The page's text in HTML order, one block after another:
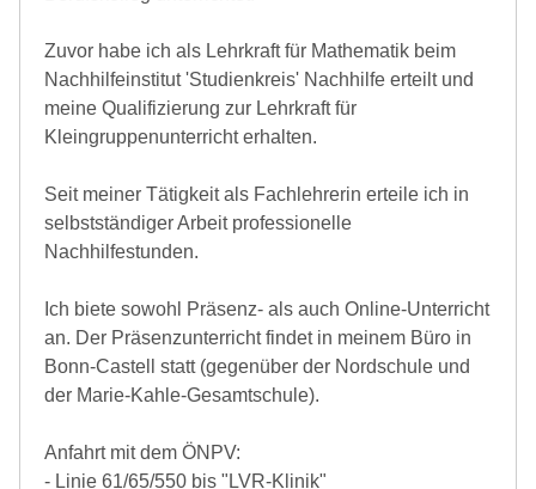
Zuvor habe ich als Lehrkraft für Mathematik beim
Nachhilfeinstitut 'Studienkreis' Nachhilfe erteilt und
meine Qualifizierung zur Lehrkraft für
Kleingruppenunterricht erhalten.
Seit meiner Tätigkeit als Fachlehrerin erteile ich in
selbstständiger Arbeit professionelle
Nachhilfestunden.
Ich biete sowohl Präsenz- als auch Online-Unterricht
an. Der Präsenzunterricht findet in meinem Büro in
Bonn-Castell statt (gegenüber der Nordschule und
der Marie-Kahle-Gesamtschule).
Anfahrt mit dem ÖNPV:
- Linie 61/65/550 bis "LVR-Klinik"